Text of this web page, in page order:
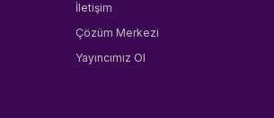
İletişim
Çözüm Merkezi
Yayıncımız Ol